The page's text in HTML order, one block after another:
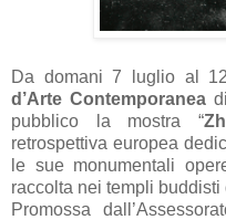
Da domani 7 luglio al
d’Arte Contemporaneadi
pubblico la mostra “
retrospettiva europea
le sue monumentali
raccolta nei templi
Promossa